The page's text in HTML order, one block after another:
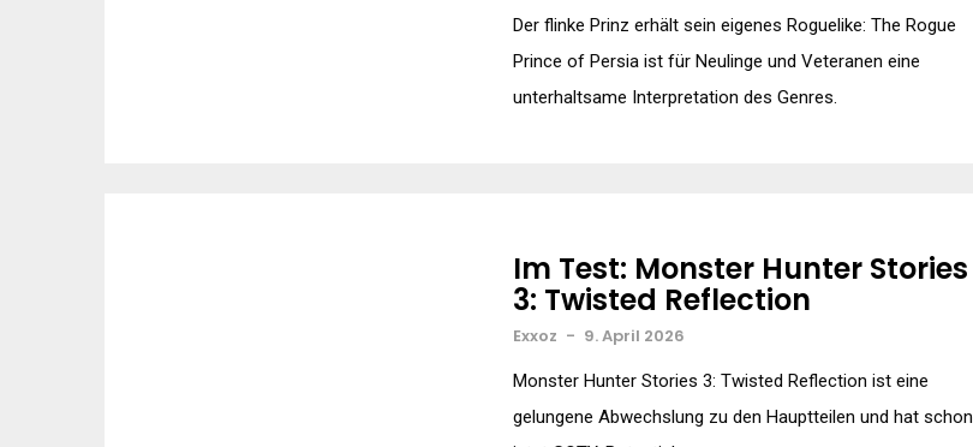
Der flinke Prinz erhält sein eigenes Roguelike: The Rogue
Prince of Persia ist für Neulinge und Veteranen eine
unterhaltsame Interpretation des Genres.
Im Test: Monster Hunter Stories
3: Twisted Reflection
Exxoz - 9. April 2026
Monster Hunter Stories 3: Twisted Reflection ist eine
gelungene Abwechslung zu den Hauptteilen und hat schon